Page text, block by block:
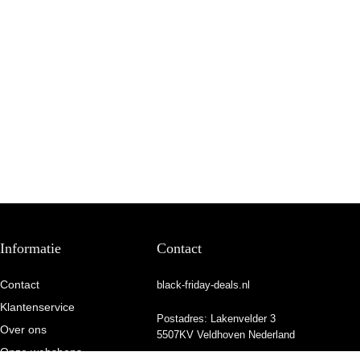
Informatie
Contact
Klantenservice
Over ons
Onze webshops
Contact
black-friday-deals.nl
Postadres: Lakenvelder 3
5507KV Veldhoven Nederland